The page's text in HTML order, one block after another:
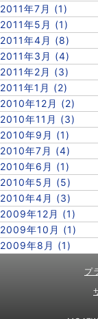
2011年7月 (1)
2011年5月 (1)
2011年4月 (8)
2011年3月 (4)
2011年2月 (3)
2011年1月 (2)
2010年12月 (2)
2010年11月 (3)
2010年9月 (1)
2010年7月 (4)
2010年6月 (1)
2010年5月 (5)
2010年4月 (3)
2009年12月 (1)
2009年10月 (1)
2009年8月 (1)
プ